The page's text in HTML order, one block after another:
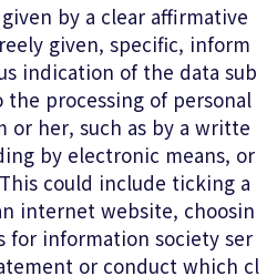
by a clear affirmative
given, specific, inform
indication of the data sub
the processing of personal
or her, such as by a writte
by electronic means, or
could include ticking a
internet website, choosin
for information society ser
or conduct which cl